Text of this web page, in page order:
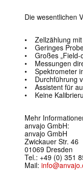
Die wesentlichen
• Zellzählung mit
• Geringes
• Großes „Field-
• Messungen
• Spektrometer
• Durchführung
• Assistent für
• Keine
Mehr
anvajo GmbH:
anvajo GmbH
Zwickauer Str. 46
01069 Dresden
Tel.: +49 (0) 351
Mail: